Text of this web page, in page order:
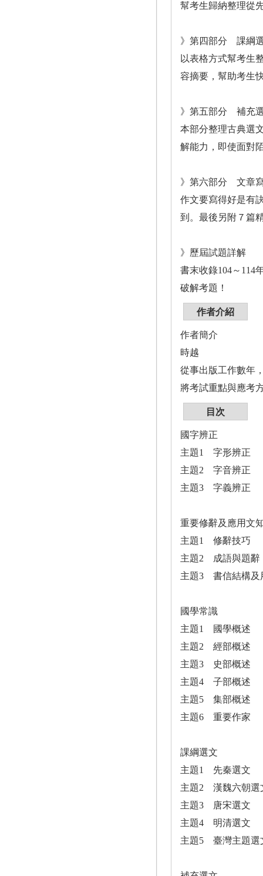
幫考生歸納整理從
》第四部分 課綱
以表格方式幫考生
容摘要，幫助考生
》第五部分 補充
本部分整理古典選
解能力，即使面對
》第六部分 文章
作文要寫得好是有
到。最後另附７篇
》歷屆試題詳解
書末收錄104～114
破解考題！
作者介紹
作者簡介
時越
從事出版工作數年
將考試重點與應考
目次
國字辨正
主題1 字形辨正
主題2 字音辨正
主題3 字義辨正
重要修辭及應用文
主題1 修辭技巧
主題2 成語與題辭
主題3 書信結構及
國學常識
主題1 國學概述
主題2 經部概述
主題3 史部概述
主題4 子部概述
主題5 集部概述
主題6 重要作家
課綱選文
主題1 先秦選文
主題2 漢魏六朝選
主題3 唐宋選文
主題4 明清選文
主題5 臺灣主題選